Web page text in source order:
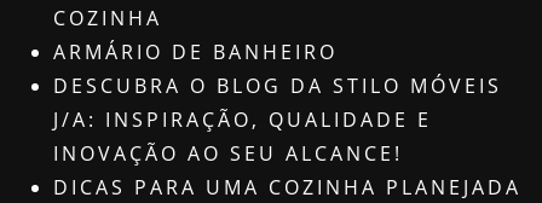
COZINHA
ARMÁRIO DE BANHEIRO
DESCUBRA O BLOG DA STILO MÓVEIS
J/A: INSPIRAÇÃO, QUALIDADE E
INOVAÇÃO AO SEU ALCANCE!
DICAS PARA UMA COZINHA PLANEJADA